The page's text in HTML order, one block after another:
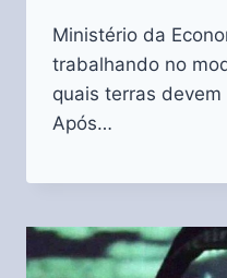
Ministério da
trabalhando no
quais terras
Após…